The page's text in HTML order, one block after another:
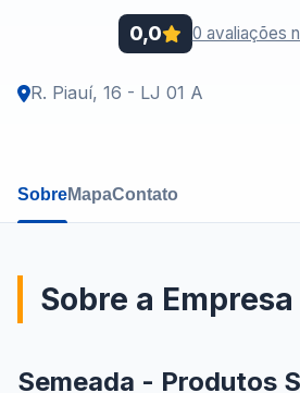
0,0 0 avaliações
R. Piauí, 16 - LJ 01 A
SobreMapaContato
Sobre a Empresa
Semeada - Produtos